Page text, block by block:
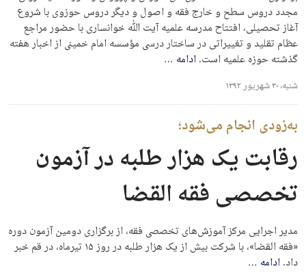
مجدد دروس سطح و خارج فقه و اصول و دیگر دروس حوزوی با شروع
آغاز تحصیلی، افتتاح مدرسه علمیه آیت الله خوانساری با حضور مراجع
عظام تقلید و تغییراتی در ساختار درسی مؤسسه امام خمینی از اخبار هفته
گذشته حوزه علمیه است.ادامه …
شنبه، ۳۰ شهریور ۱۳۹۲
به‌زودی انجام می‌شود؛
رقابت یک هزار طلبه در آزمون
تخصصی فقه القضا
مدیر اجرایی مرکز آموزش‌های تخصصی فقه، از برگزاری دومین آزمون دوره
«فقه القضا»، با شرکت بیش از یک هزار طلبه در روز ۱۵ تیرماه، در قم خبر
داد.ادامه …